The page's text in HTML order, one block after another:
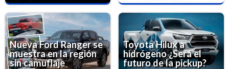
Nueva Ford Ranger se
muestra en la región
sin camuflaje
Toyota Hilux a
hidrógeno ¿Será el
futuro de la pickup?